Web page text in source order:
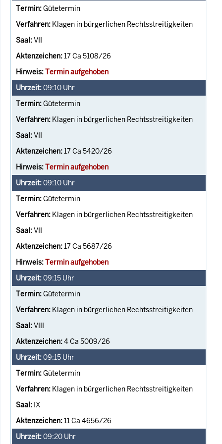
Gütetermin
Klagen in bürgerlichen Rechtsstreitigkeiten
VII
17 Ca 5108/26
Termin aufgehoben
09:10 Uhr
Gütetermin
Klagen in bürgerlichen Rechtsstreitigkeiten
VII
17 Ca 5420/26
Termin aufgehoben
09:10 Uhr
Gütetermin
Klagen in bürgerlichen Rechtsstreitigkeiten
VII
17 Ca 5687/26
Termin aufgehoben
09:15 Uhr
Gütetermin
Klagen in bürgerlichen Rechtsstreitigkeiten
VIII
4 Ca 5009/26
09:15 Uhr
Gütetermin
Klagen in bürgerlichen Rechtsstreitigkeiten
IX
11 Ca 4656/26
09:20 Uhr